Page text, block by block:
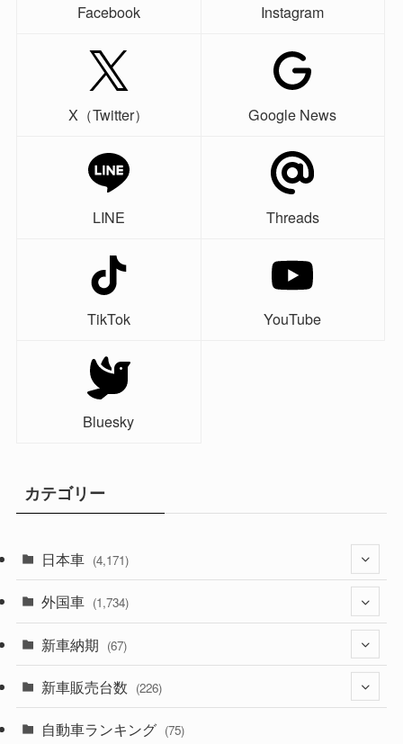
Facebook Instagram
X（Twitter） Google News
LINE Threads
TikTok YouTube
Bluesky
カテゴリー
日本車 (4,171)
(1,321)
(329)
外国車 (1,734)
(242)
新車納期 (67)
(28)
(8)
新車販売台数 (226)
(21)
自動車ランキング (75)